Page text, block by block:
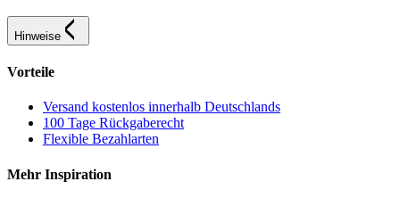
Hinweise
Vorteile
Versand kostenlos innerhalb Deutschlands
100 Tage Rückgaberecht
Flexible Bezahlarten
Mehr Inspiration